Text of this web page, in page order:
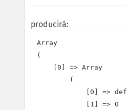
producirá:
Array
(
    [0] => Array
        (
            [0] => def
            [1] => 0